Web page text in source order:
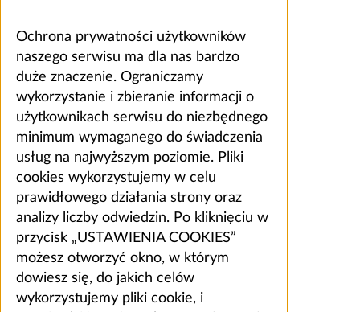
Ochrona prywatności użytkowników
naszego serwisu ma dla nas bardzo
duże znaczenie. Ograniczamy
wykorzystanie i zbieranie informacji o
użytkownikach serwisu do niezbędnego
minimum wymaganego do świadczenia
usług na najwyższym poziomie. Pliki
cookies wykorzystujemy w celu
prawidłowego działania strony oraz
analizy liczby odwiedzin. Po kliknięciu w
przycisk „USTAWIENIA COOKIES”
możesz otworzyć okno, w którym
dowiesz się, do jakich celów
wykorzystujemy pliki cookie, i